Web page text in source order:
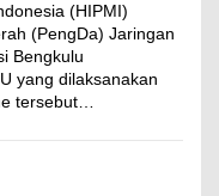
(HIPMI)
(PengDa) Jaringan
Bengkulu
yang dilaksanakan
tersebut…